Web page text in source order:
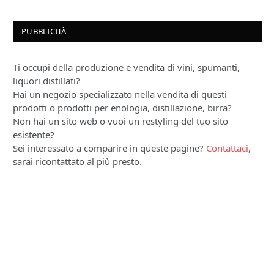
PUBBLICITÀ
Ti occupi della produzione e vendita di vini, spumanti,
liquori distillati?
Hai un negozio specializzato nella vendita di questi
prodotti o prodotti per enologia, distillazione, birra?
Non hai un sito web o vuoi un restyling del tuo sito
esistente?
Sei interessato a comparire in queste pagine? Contattaci,
sarai ricontattato al più presto.